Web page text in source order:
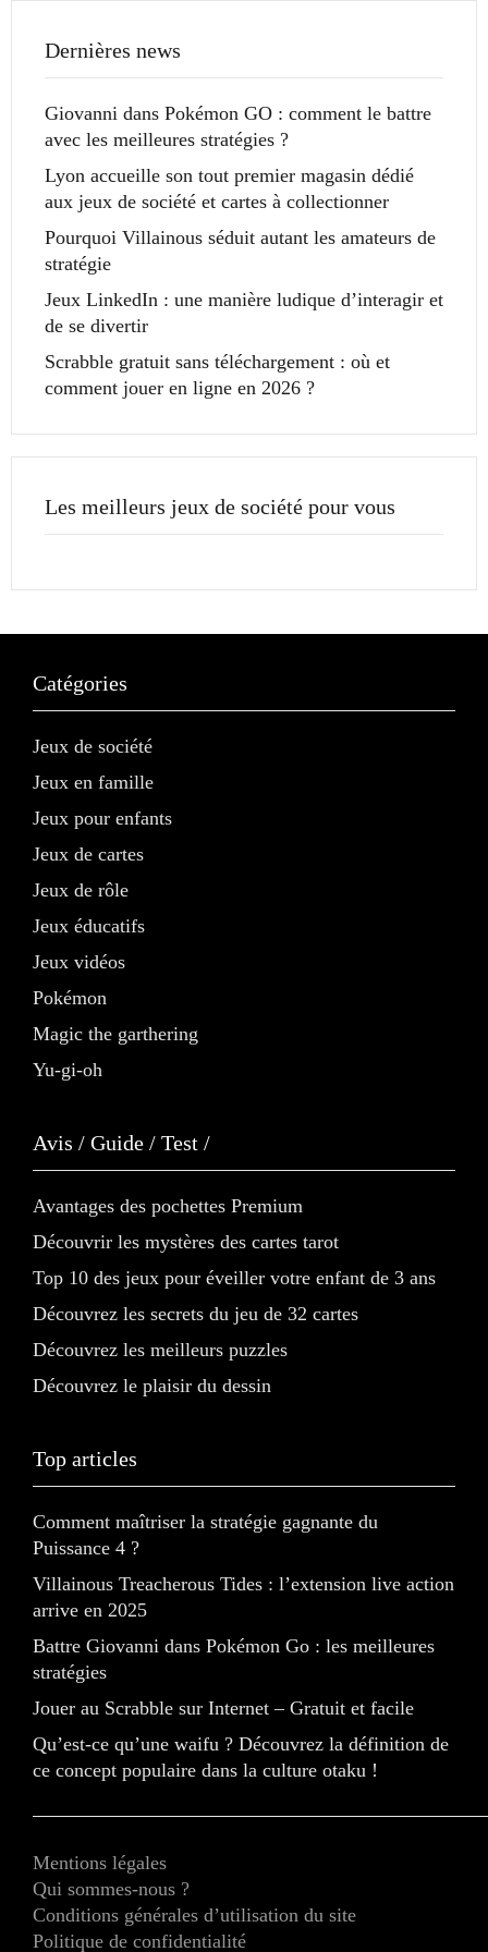
Dernières news
Giovanni dans Pokémon GO : comment le battre
avec les meilleures stratégies ?
Lyon accueille son tout premier magasin dédié
aux jeux de société et cartes à collectionner
Pourquoi Villainous séduit autant les amateurs de
stratégie
Jeux LinkedIn : une manière ludique d’interagir et
de se divertir
Scrabble gratuit sans téléchargement : où et
comment jouer en ligne en 2026 ?
Les meilleurs jeux de société pour vous
Catégories
Jeux de société
Jeux en famille
Jeux pour enfants
Jeux de cartes
Jeux de rôle
Jeux éducatifs
Jeux vidéos
Pokémon
Magic the garthering
Yu-gi-oh
Avis / Guide / Test /
Avantages des pochettes Premium
Découvrir les mystères des cartes tarot
Top 10 des jeux pour éveiller votre enfant de 3 ans
Découvrez les secrets du jeu de 32 cartes
Découvrez les meilleurs puzzles
Découvrez le plaisir du dessin
Top articles
Comment maîtriser la stratégie gagnante du
Puissance 4 ?
Villainous Treacherous Tides : l’extension live action
arrive en 2025
Battre Giovanni dans Pokémon Go : les meilleures
stratégies
Jouer au Scrabble sur Internet – Gratuit et facile
Qu’est-ce qu’une waifu ? Découvrez la définition de
ce concept populaire dans la culture otaku !
Mentions légales
Qui sommes-nous ?
Conditions générales d’utilisation du site
Politique de confidentialité